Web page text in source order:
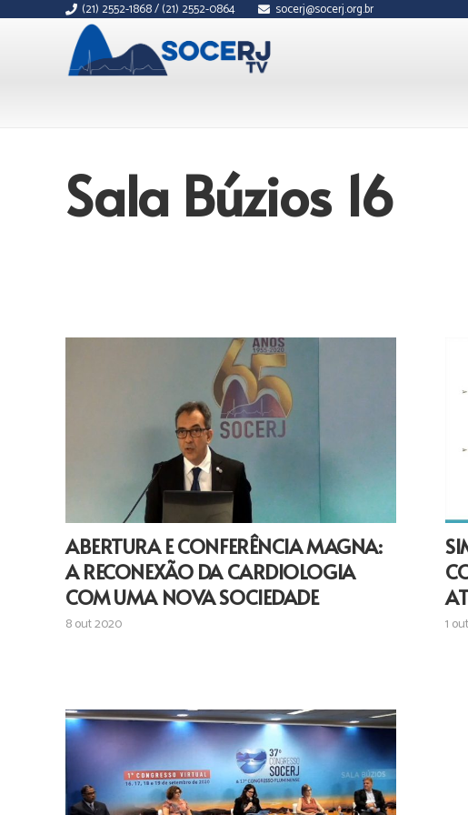
(21) 2552-1868 / (21) 2552-0864 socerj@socerj.org.br
Sala Búzios 16
ABERTURA E CONFERÊNCIA MAGNA:
A RECONEXÃO DA CARDIOLOGIA
COM UMA NOVA SOCIEDADE
8 out 2020 1